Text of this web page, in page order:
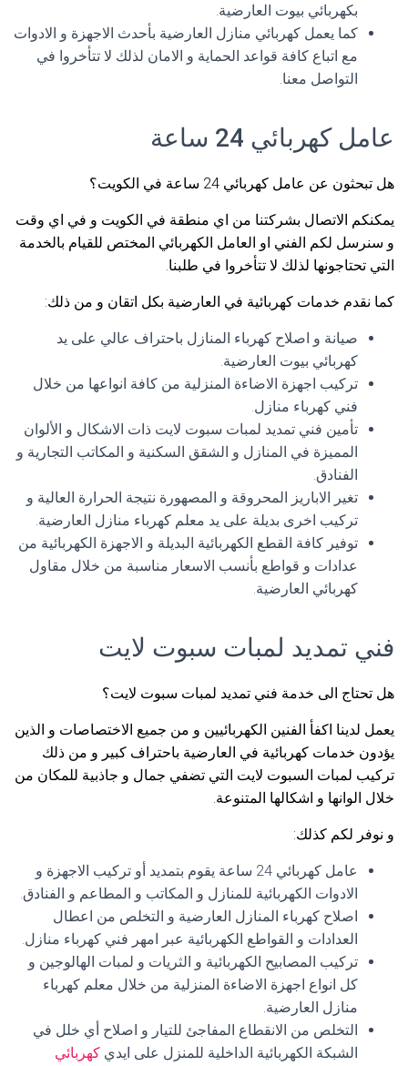
بكهربائي بيوت العارضية.
كما يعمل كهربائي منازل العارضية بأحدث الاجهزة و الادوات
مع اتباع كافة قواعد الحماية و الامان لذلك لا تتأخروا في
التواصل معنا.
عامل كهربائي 24 ساعة
هل تبحثون عن عامل كهربائي 24 ساعة في الكويت؟
يمكنكم الاتصال بشركتنا من اي منطقة في الكويت و في اي وقت
و سنرسل لكم الفني او العامل الكهربائي المختص للقيام بالخدمة
التي تحتاجونها لذلك لا تتأخروا في طلبنا.
كما نقدم خدمات كهربائية في العارضية بكل اتقان و من ذلك:
صيانة و اصلاح كهرباء المنازل باحتراف عالي على يد
كهربائي بيوت العارضية.
تركيب اجهزة الاضاءة المنزلية من كافة انواعها من خلال
فني كهرباء منازل.
تأمين فني تمديد لمبات سبوت لايت ذات الاشكال و الألوان
المميزة في المنازل و الشقق السكنية و المكاتب التجارية و
الفنادق.
تغير الاباريز المحروقة و المصهورة نتيجة الحرارة العالية و
تركيب اخرى بديلة على يد معلم كهرباء منازل العارضية.
توفير كافة القطع الكهربائية البديلة و الاجهزة الكهربائية من
عدادات و قواطع بأنسب الاسعار مناسبة من خلال مقاول
كهربائي العارضية.
فني تمديد لمبات سبوت لايت
هل تحتاج الى خدمة فني تمديد لمبات سبوت لايت؟
يعمل لدينا اكفأ الفنين الكهربائيين و من جميع الاختصاصات و الذين
يؤدون خدمات كهربائية في العارضية باحتراف كبير و من ذلك
تركيب لمبات السبوت لايت التي تضفي جمال و جاذبية للمكان من
خلال الوانها و اشكالها المتنوعة.
و نوفر لكم كذلك:
عامل كهربائي 24 ساعة يقوم بتمديد أو تركيب الاجهزة و
الادوات الكهربائية للمنازل و المكاتب و المطاعم و الفنادق.
اصلاح كهرباء المنازل العارضية و التخلص من اعطال
العدادات و القواطع الكهربائية عبر امهر فني كهرباء منازل.
تركيب المصابيح الكهربائية و الثريات و لمبات الهالوجين و
كل انواع اجهزة الاضاءة المنزلية من خلال معلم كهرباء
منازل العارضية.
التخلص من الانقطاع المفاجئ للتيار و اصلاح أي خلل في
الشبكة الكهربائية الداخلية للمنزل على ايدي كهربائي